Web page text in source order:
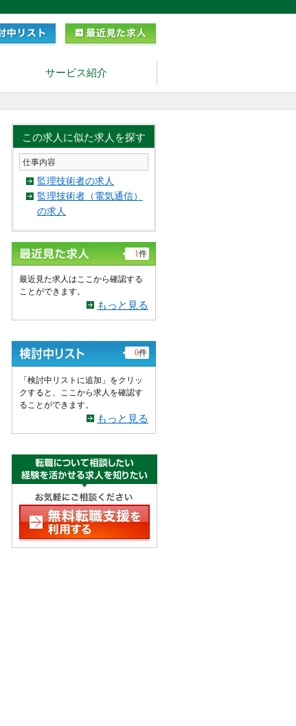
サービス紹介
この求人に似た求人を探す
仕事内容
監理技術者の求人
監理技術者（電気通信）
の求人
1件
最近見た求人はここから確認する
ことができます。
もっと見る
0件
「検討中リストに追加」をクリッ
クすると、ここから求人を確認す
ることができます。
もっと見る